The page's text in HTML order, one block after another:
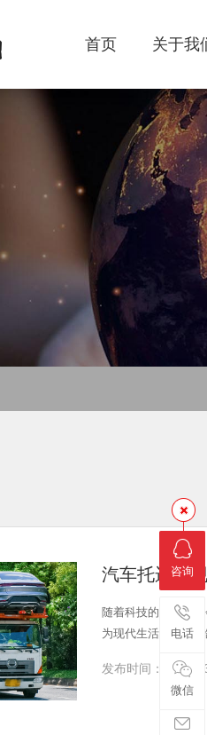
首页 关于我
汽车托运：
随着科技的发展和
为现代生活中不可
发布时间：2024-
咨询
电话
微信